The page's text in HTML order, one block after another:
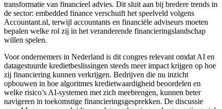
transformatie van financieel advies. Dit sluit aan bij bredere trends in
de sector: embedded finance verschuift het speelveld volgens
Accountant.nl, terwijl accountants en financiële adviseurs moeten
bepalen welke rol zij in het veranderende financieringslandschap
willen spelen.
Voor ondernemers in Nederland is dit congres relevant omdat AI en
datagestuurde kredietbeslissingen steeds meer impact krijgen op hoe
zij financiering kunnen verkrijgen. Bedrijven die nu inzicht
opbouwen in hoe algoritmes kredietwaardigheid beoordelen en
welke risico’s AI-systemen met zich meebrengen, kunnen beter
navigeren in toekomstige financieringsgesprekken. De discussie